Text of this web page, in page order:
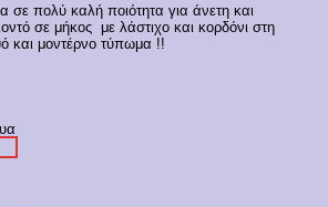
σε πολύ καλή ποιότητα για άνετη και
σε μήκος με λάστιχο και κορδόνι στη
και μοντέρνο τύπωμα !!